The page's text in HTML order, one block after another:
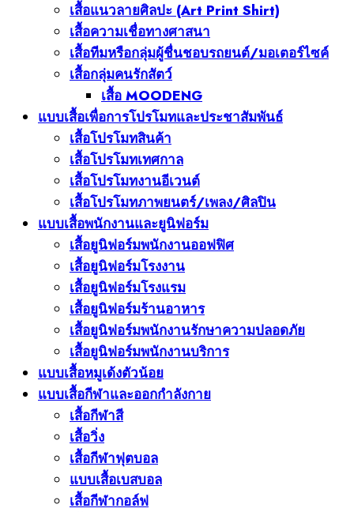
เสื้อแนวลายศิลปะ (Art Print Shirt)
เสื้อความเชื่อทางศาสนา
เสื้อทีมหรือกลุ่มผู้ชื่นชอบรถยนต์/มอเตอร์ไซค์
เสื้อกลุ่มคนรักสัตว์
เสื้อ MOODENG
แบบเสื้อเพื่อการโปรโมทและประชาสัมพันธ์
เสื้อโปรโมทสินค้า
เสื้อโปรโมทเทศกาล
เสื้อโปรโมทงานอีเวนต์
เสื้อโปรโมทภาพยนตร์/เพลง/ศิลปิน
แบบเสื้อพนักงานและยูนิฟอร์ม
เสื้อยูนิฟอร์มพนักงานออฟฟิศ
เสื้อยูนิฟอร์มโรงงาน
เสื้อยูนิฟอร์มโรงแรม
เสื้อยูนิฟอร์มร้านอาหาร
เสื้อยูนิฟอร์มพนักงานรักษาความปลอดภัย
เสื้อยูนิฟอร์มพนักงานบริการ
แบบเสื้อหมูเด้งตัวน้อย
แบบเสื้อกีฬาและออกกำลังกาย
เสื้อกีฬาสี
เสื้อวิ่ง
เสื้อกีฬาฟุตบอล
แบบเสื้อเบสบอล
เสื้อกีฬากอล์ฟ